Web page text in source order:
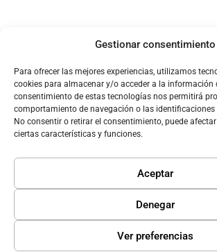
Gestionar consentimiento
Para ofrecer las mejores experiencias, utilizamos
cookies para almacenar y/o acceder a la información
consentimiento de estas tecnologías nos permitirá
comportamiento de navegación o las identificaciones
No consentir o retirar el consentimiento, puede
ciertas características y funciones.
Aceptar
Denegar
Ver preferencias